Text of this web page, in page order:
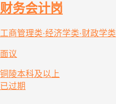
财务会计岗
工商管理类·经济学类·财政学类
面议
铜陵本科及以上
已过期